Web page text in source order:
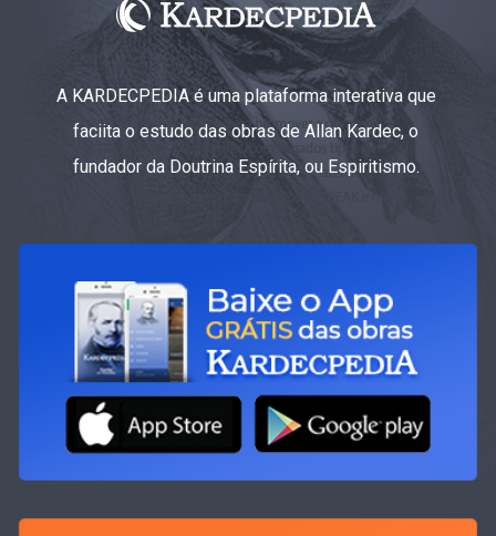
A KARDECPEDIA é uma plataforma interativa que
faciita o estudo das obras de Allan Kardec, o
fundador da Doutrina Espírita, ou Espiritismo.